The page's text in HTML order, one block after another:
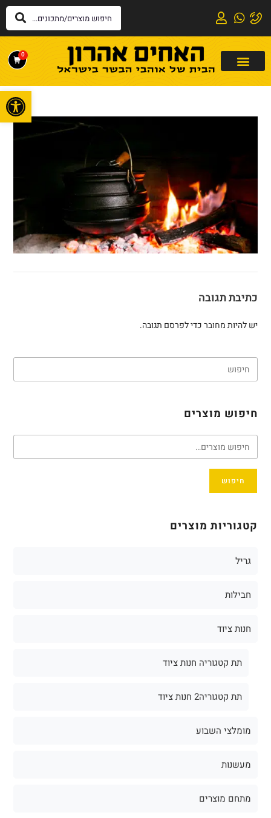
0
כתיבת תגובה
יש להיותמחוברכדי לפרסם תגובה.
חיפוש מוצרים
חיפוש
קטגוריות מוצרים
גריל
חבילות
חנות ציוד
תת קטגוריה חנות ציוד
תת קטגוריה2 חנות ציוד
מומלצי השבוע
מעשנות
מתחם מוצרים